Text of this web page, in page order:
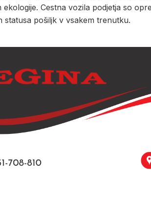
Cestna vozila podjetja so
statusa pošiljk v vsakem trenutku.